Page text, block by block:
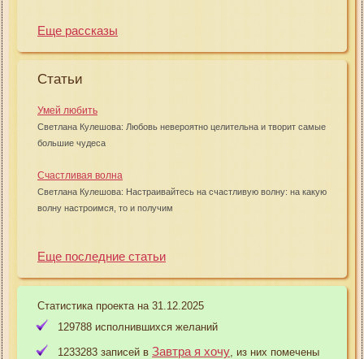
Еще рассказы
Статьи
Умей любить
Светлана Кулешова: Любовь невероятно целительна и творит самые
большие чудеса
Счастливая волна
Светлана Кулешова: Настраивайтесь на счастливую волну: на какую
волну настроимся, то и получим
Еще последние статьи
Статистика проекта на 31.12.2025
129788 исполнившихся желаний
1233283 записей в Завтра я хочу , из них помечены